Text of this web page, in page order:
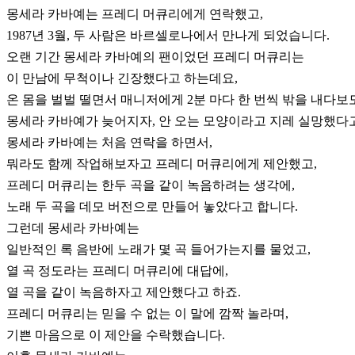
몽세라 카바예는 프레디 머큐리에게 연락했고,
1987년 3월, 두 사람은 바르셀로나에서 만나게 되었습니다.
오랜 기간 몽세라 카바예의 팬이었던 프레디 머큐리는
이 만남에 무척이나 긴장했다고 하는데요,
온 몸을 벌벌 떨면서 매니저에게 2분 마다 한 번씩 밖을 내다보
몽세라 카바예가 늦어지자, 안 오는 모양이라고 지레 실망했다
몽세라 카바예는 처음 연락을 하면서,
뭐라도 함께 작업해보자고 프레디 머큐리에게 제안했고,
프레디 머큐리는 한두 곡을 같이 녹음하려는 생각에,
노래 두 곡을 데모 버전으로 만들어 놓았다고 합니다.
그런데 몽세라 카바예는
일반적인 록 음반에 노래가 몇 곡 들어가는지를 물었고,
열 곡 정도라는 프레디 머큐리에 대답에,
열 곡을 같이 녹음하자고 제안했다고 하죠.
프레디 머큐리는 믿을 수 없는 이 말에 깜짝 놀라며,
기쁜 마음으로 이 제안을 수락했습니다.